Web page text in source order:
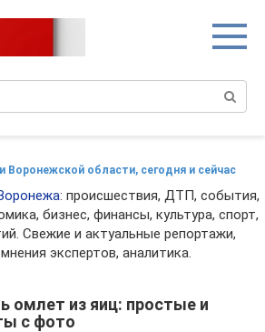
Воронежской области, сегодня и сейчас
: происшествия, ДТП, события,
бизнес, финансы, культура, спорт,
Свежие и актуальные репортажи,
экспертов, аналитика.
омлет из яиц: простые и
с фото